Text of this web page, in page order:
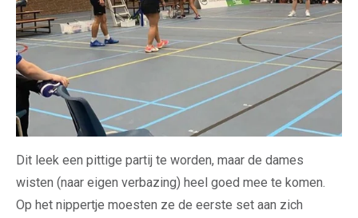
Dit leek een pittige partij te worden, maar de dames
wisten (naar eigen verbazing) heel goed mee te komen.
Op het nippertje moesten ze de eerste set aan zich